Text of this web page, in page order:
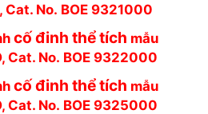
Cat. No. BOE 9321000
cố đinh thể tích mẫu
Cat. No. BOE 9322000
cố đinh thể tích mẫu
Cat. No. BOE 9325000